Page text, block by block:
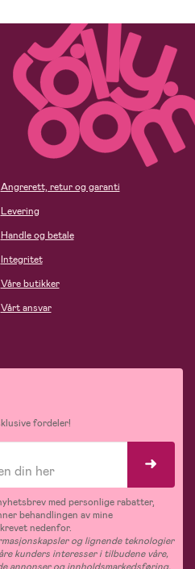
Angrerett, retur og garanti
Levering
Handle og betale
Integritet
Våre butikker
Vårt ansvar
fordeler!
med personlige rabatter,
behandlingen av mine
nedenfor.
og lignende teknologier
kunders interesser i tilbudene våre,